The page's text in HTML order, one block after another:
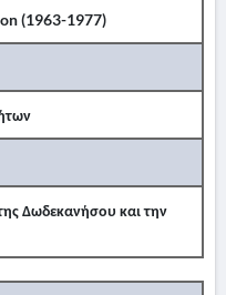
(1963-1977)
Δωδεκανήσου και την